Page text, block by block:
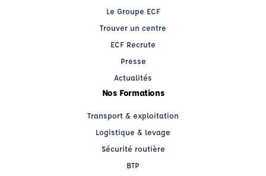
Le Groupe ECF
Trouver un centre
ECF Recrute
Presse
Actualités
Nos Formations
Transport & exploitation
Logistique & levage
Sécurité routière
BTP